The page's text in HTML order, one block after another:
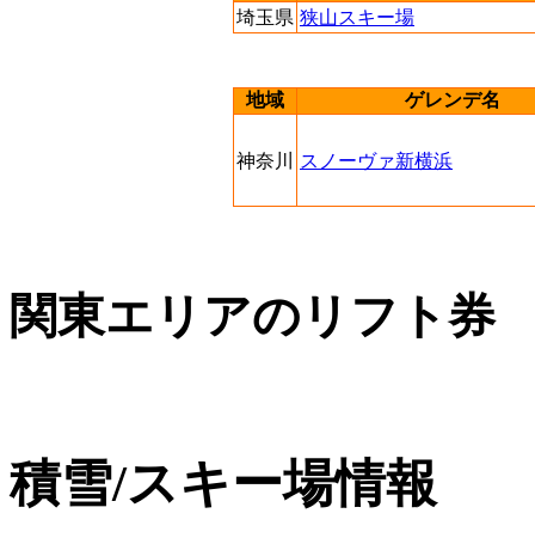
埼玉県 狭山スキー場
地域 ゲレンデ名
神奈川 スノーヴァ新横浜
関東エリアのリフト券
積雪/スキー場情報